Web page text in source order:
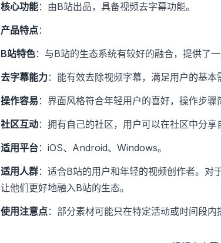
核心功能：由B站出品，具备视频去字幕功能。
产品特点：
B站特色：与B站的生态系统有较好的融合，提供了
去字幕能力：能有效去除视频字幕，满足用户的基本
操作容易 ：界面风格符合年轻用户的喜好，操作步骤
社区互动：拥有自己的社区，用户可以在社区中分
适用平台：iOS、Android、Windows。
适用人群：适合B站的用户和年轻的视频创作者。对
让他们更好地融入B站的生态。
使用注意点：部分素材可能只在特定活动或时间段内